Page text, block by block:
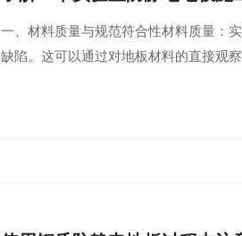
一、材料质量与规范符合性材料质量：
缺陷。这可以通过对地板材料的直接观